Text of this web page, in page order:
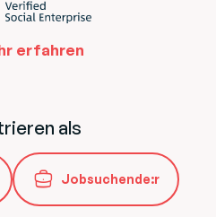
erfahren
als
Jobsuchende:r